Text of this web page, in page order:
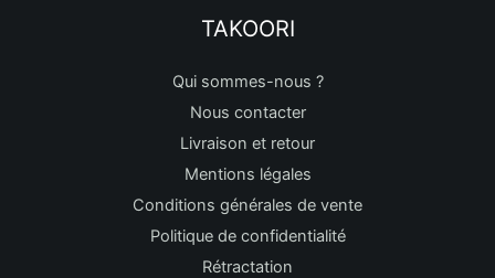
TAKOORI
Qui sommes-nous ?
Nous contacter
Livraison et retour
Mentions légales
Conditions générales de vente
Politique de confidentialité
Rétractation